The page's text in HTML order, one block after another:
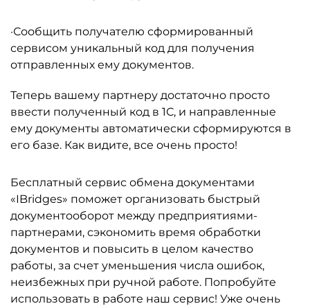
·Сообщить получателю сформированный
сервисом уникальный код для получения
отправленных ему документов.
Теперь вашему партнеру достаточно просто
ввести полученный код в 1С, и направленные
ему документы автоматически сформируются в
его базе. Как видите, все очень просто!
Бесплатный сервис обмена документами
«IBridges» поможет организовать быстрый
документооборот между предприятиями-
партнерами, сэкономить время обработки
документов и повысить в целом качество
работы, за счет уменьшения числа ошибок,
неизбежных при ручной работе. Попробуйте
использовать в работе наш сервис! Уже очень